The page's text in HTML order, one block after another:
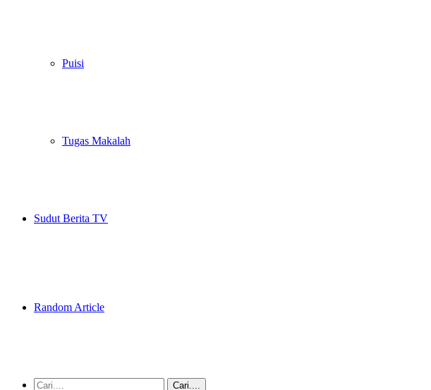
Puisi
Tugas Makalah
Sudut Berita TV
Random Article
Cari....